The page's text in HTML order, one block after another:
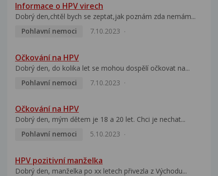
Informace o HPV virech
Dobrý den,chtěl bych se zeptat,jak poznám zda nemám...
Pohlavní nemoci
7.10.2023
Očkování na HPV
Dobrý den, do kolika let se mohou dospělí očkovat na...
Pohlavní nemoci
7.10.2023
Očkování na HPV
Dobrý den, mým dětem je 18 a 20 let. Chci je nechat...
Pohlavní nemoci
5.10.2023
HPV pozitivní manželka
Dobrý den, manželka po xx letech přivezla z Východu...